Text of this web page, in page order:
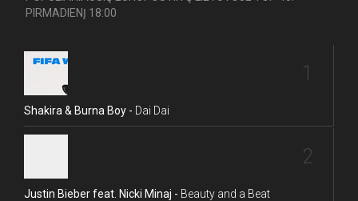
PIRMADIENĮ 18:00
1
Shakira & Burna Boy - Dai Dai
2
Justin Bieber feat. Nicki Minaj - Beauty and a Beat